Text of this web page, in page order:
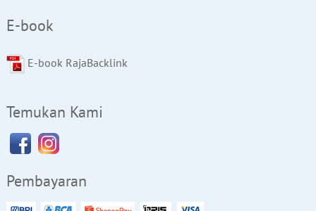
E-book
E-book RajaBacklink
Temukan Kami
Pembayaran